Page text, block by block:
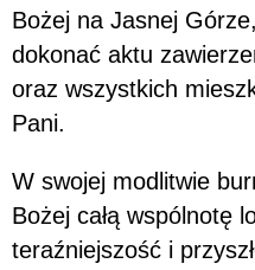
Bożej na Jasnej
dokonać aktu
oraz wszystkich
Pani.
W swojej modlitwie
Bożej całą wspólnotę
teraźniejszość i